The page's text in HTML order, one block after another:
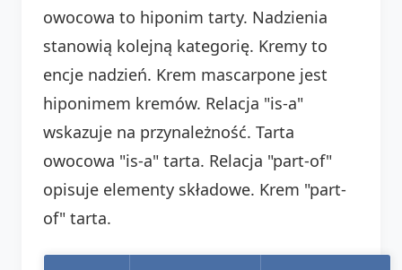
owocowa to hiponim tarty. Nadzienia
stanowią kolejną kategorię. Kremy to
encje nadzień. Krem mascarpone jest
hiponimem kremów. Relacja "is-a"
wskazuje na przynależność. Tarta
owocowa "is-a" tarta. Relacja "part-of"
opisuje elementy składowe. Krem "part-
of" tarta.